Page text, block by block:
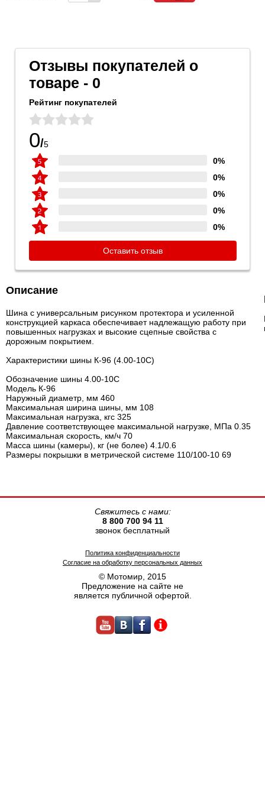
Отзывы покупателей о
товаре - 0
Рейтинг покупателей
0/5
0%
0%
0%
0%
0%
Оставить отзыв
Описание
Шина с универсальным рисунком протектора и усиленной
конструкцией каркаса обеспечивает надлежащую работу при
повышенных нагрузках и высокие сцепные свойства с
дорожным покрытием.
Характеристики шины К-96 (4.00-10С)
Обозначение шины 4.00-10С
Модель К-96
Наружный диаметр, мм 460
Максимальная ширина шины, мм 108
Максимальная нагрузка, кгс 325
Давление соответствующее максимальной нагрузке, МПа 0.35
Максимальная скорость, км/ч 70
Масса шины (камеры), кг (не более) 4.1/0.6
Размеры покрышки в метрической системе 110/100-10 69
© Мотомир, 2015
Предложение на сайте не
является публичной офертой.
Политика конфиденциальности
Согласие на обработку персональных данных
Свяжитесь с нами:
8 800 700 94 11
звонок бесплатный